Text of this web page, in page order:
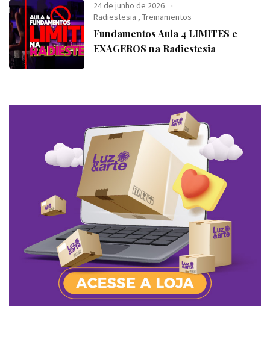
24 de junho de 2026
Radiestesia ,Treinamentos
Fundamentos Aula 4 LIMITES e
EXAGEROS na Radiestesia